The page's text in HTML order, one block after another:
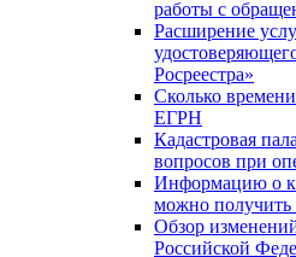
работы с
Расширение
Росреестра»
Сколько
ЕГРН
Кадастровая
вопросов при
Информацию о
можно получить
Обзор
Российской